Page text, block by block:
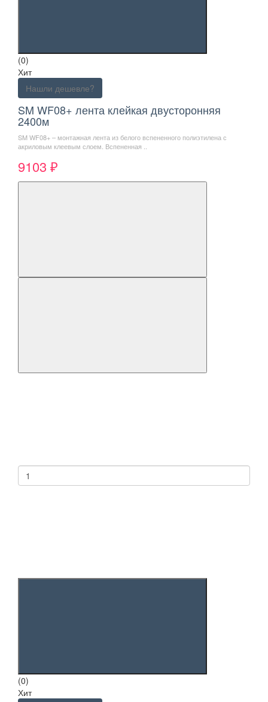
(0)
Хит
Нашли дешевле?
SM WF08+ лента клейкая двусторонняя
2400м
SM WF08+ – монтажная лента из белого вспененного полиэтилена с
акриловым клеевым слоем. Вспененная ..
9103 ₽
(0)
Хит